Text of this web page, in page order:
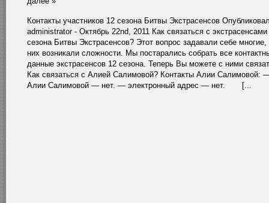
Контакты участников 12 сезона Битвы Экстрасенсов
administrator - Октябрь 22nd, 2011 Как связаться с экстрасенсами
сезона Битвы Экстрасенсов? Этот вопрос задавали себе многие,
них возникали сложности. Мы постарались собрать все
данные экстрасенсов 12 сезона. Теперь Вы можете с ними
Как связаться с Алией Салимовой? Контакты Алии Салимовой:
Алии Салимовой — нет. — электронный адрес — нет. [...